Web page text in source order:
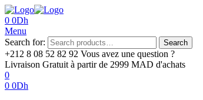
0 0Dh
Menu
Search for:
Search
+212 8 08 52 82 92‬ Vous avez une question ?
Livraison Gratuit à partir de 2999 MAD d'achats
0
0 0Dh